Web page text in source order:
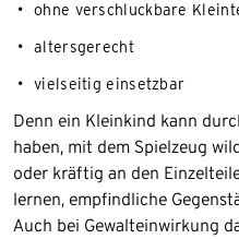
ohne verschluckbare
altersgerecht
vielseitig einsetzbar
Denn ein Kleinkind kann
haben, mit dem Spielzeug
oder kräftig an den
lernen, empfindliche
Auch bei Gewalteinwirkung